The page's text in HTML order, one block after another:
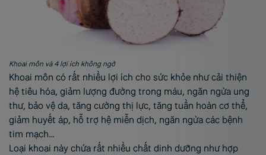
Khoai môn và 4 lợi ích không ngờ
Khoai môn có rất nhiều lợi ích cho sức khỏe như cải thiện
hệ tiêu hóa, giảm lượng đường trong máu, ngăn ngừa ung
thư, bảo vệ da, tăng cường thị lực, tăng tuần hoàn cơ thể,
giảm huyết áp, hỗ trợ hệ miễn dịch, ngăn ngừa các bệnh
tim mạch…
Loại khoai này chứa rất nhiều chất dinh dưỡng như hợp